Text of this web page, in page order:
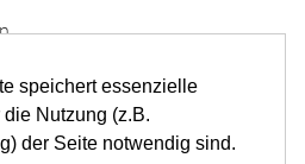
speichert essenzielle
Nutzung (z.B.
der Seite notwendig sind.